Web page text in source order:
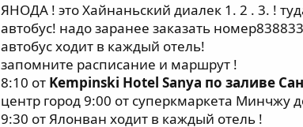
ЯНОДА ! это Хайнаньский диалек 1. 2 . 3. !
автобус! надо заранее заказать
автобус ходит в каждый отель!
запомните расписание и маршрут !
8:10 от Kempinski Hotel Sanya по заливе
центр город 9:00 от суперкмаркета Минчжу
9:30 от Ялонван ходит в каждый отель !